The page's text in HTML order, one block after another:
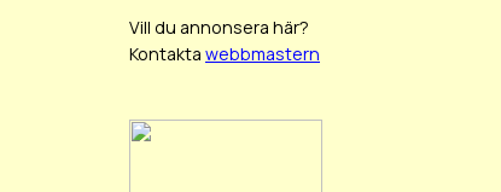
Vill du annonsera här?
Kontakta webbmastern